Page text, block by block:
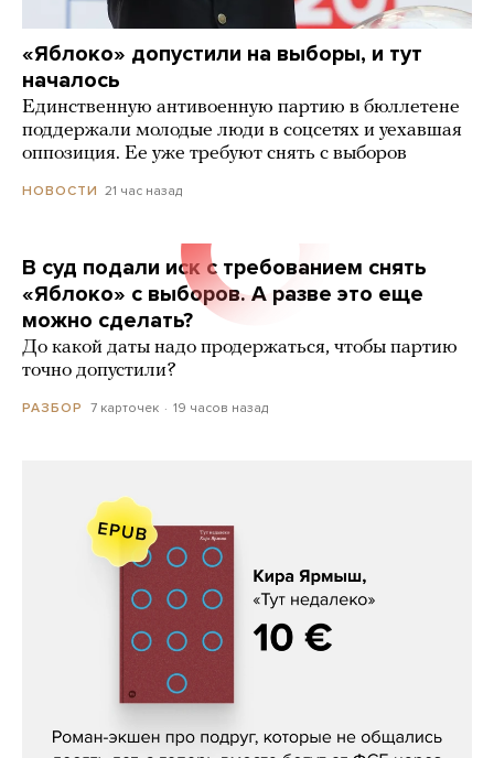
«Яблоко» допустили на выборы, и тут
началось
Единственную антивоенную партию в бюллетене
поддержали молодые люди в соцсетях и уехавшая
оппозиция. Ее уже требуют снять с выборов
НОВОСТИ 21 час назад
В суд подали иск с требованием снять
«Яблоко» с выборов. А разве это еще
можно сделать?
До какой даты надо продержаться, чтобы партию
точно допустили?
РАЗБОР 7 карточек 19 часов назад
Кира Ярмыш, «Тут недалеко»